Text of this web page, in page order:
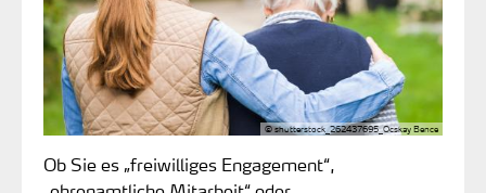
© shutterstock_262437695_Ocskay Bence
Ob Sie es „freiwilliges Engagement“,